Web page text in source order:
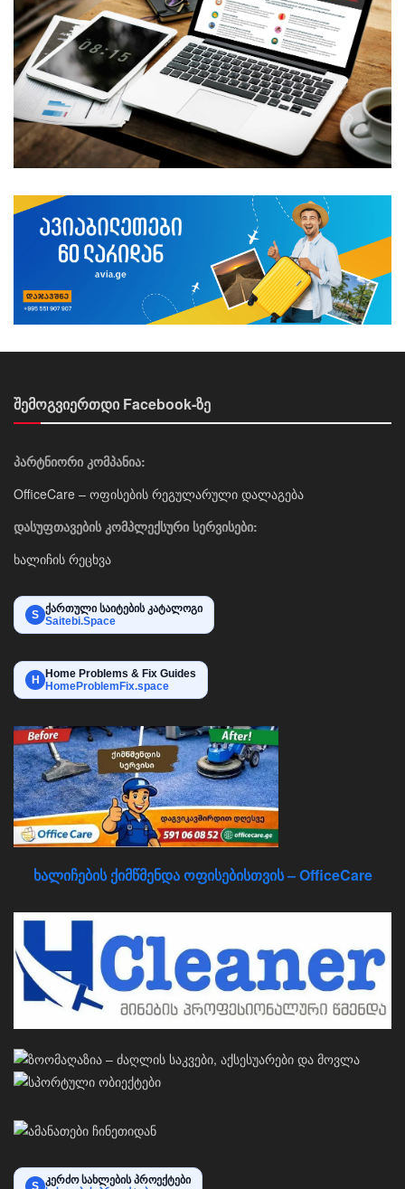
შემოგვიერთდი Facebook-ზე
პარტნიორი კომპანია:
OfficeCare – ოფისების რეგულარული დალაგება
დასუფთავების კომპლექსური სერვისები:
ხალიჩის რეცხვა
S ქართული საიტების კატალოგი
Saitebi.Space
H
Home Problems & Fix Guides
HomeProblemFix.space
ხალიჩების ქიმწმენდა ოფისებისთვის – OfficeCare
S კერძო სახლების პროექტები